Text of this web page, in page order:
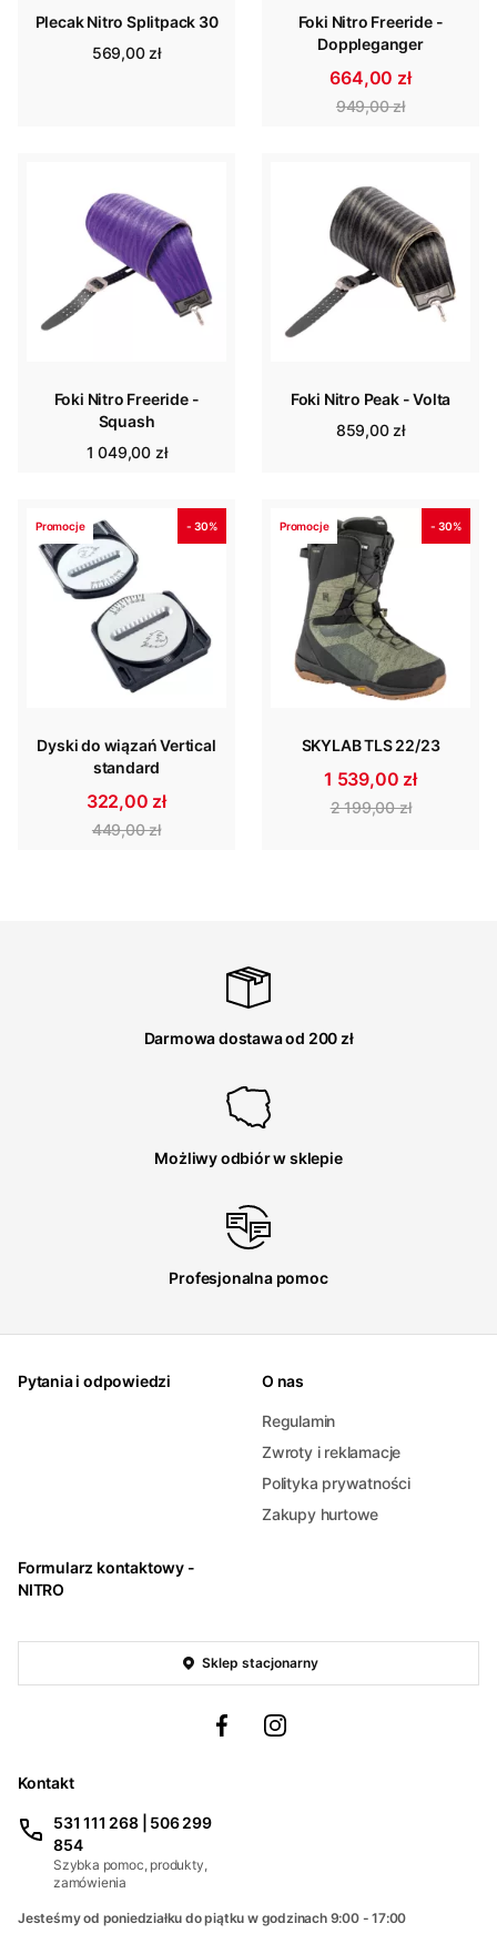
Plecak Nitro Splitpack 30
569,00 zł
Foki Nitro Freeride -
Doppleganger
664,00 zł
949,00 zł
Foki Nitro Freeride -
Squash
1 049,00 zł
Foki Nitro Peak - Volta
859,00 zł
Promocje - 30%
Dyski do wiązań Vertical
standard
322,00 zł
449,00 zł
Promocje - 30%
SKYLAB TLS 22/23
1 539,00 zł
2 199,00 zł
Darmowa dostawa od 200 zł
Możliwy odbiór w sklepie
Profesjonalna pomoc
Sklep stacjonarny
Pytania i odpowiedzi O nas
Regulamin
Zwroty i reklamacje
Polityka prywatności
Zakupy hurtowe
Formularz kontaktowy -
NITRO
Kontakt
531 111 268 | 506 299
854
Szybka pomoc, produkty,
zamówienia
Jesteśmy od poniedziałku do piątku w godzinach 9:00 - 17:00